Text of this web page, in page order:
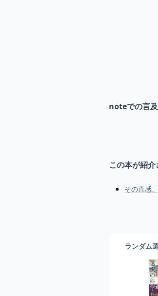
noteでの言及
この本が紹
その直感
ランダム